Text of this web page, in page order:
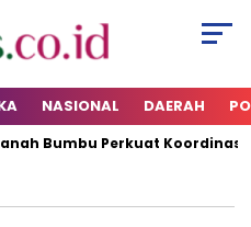
NASIONAL DAERAH
Bumbu Perkuat Koordinasi